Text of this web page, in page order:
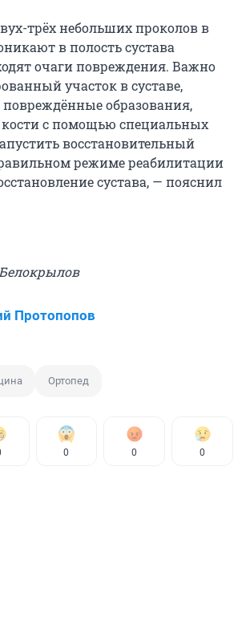
трёх небольших проколов в
в полость сустава
очаги повреждения. Важно
участок в суставе,
образования,
кости с помощью специальных
восстановительный
режиме реабилитации
сустава, — пояснил
Протопопов
Ортопед
0 0 0